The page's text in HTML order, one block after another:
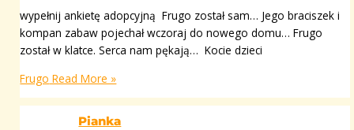
wypełnij ankietę adopcyjną Frugo został sam… Jego braciszek i
kompan zabaw pojechał wczoraj do nowego domu… Frugo
został w klatce. Serca nam pękają… Kocie dzieci
Frugo Read More »
Pianka